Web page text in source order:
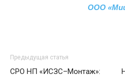
ООО
Предыдущая статья
СРО НП «ИСЗС–Монтаж»: